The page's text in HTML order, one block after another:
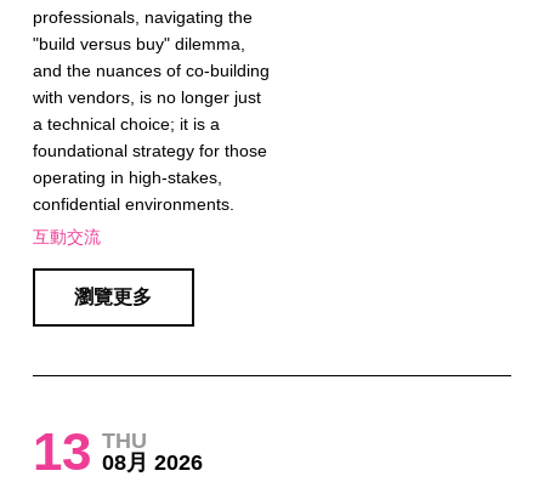
professionals, navigating the
"build versus buy" dilemma,
and the nuances of co-building
with vendors, is no longer just
a technical choice; it is a
foundational strategy for those
operating in high-stakes,
confidential environments.
互動交流
瀏覽更多
13 THU
08月 2026